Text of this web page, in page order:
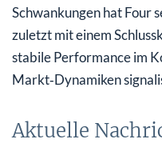
Schwankungen hat Four
zuletzt mit einem
stabile Performance im
Markt‑Dynamiken
Aktuelle